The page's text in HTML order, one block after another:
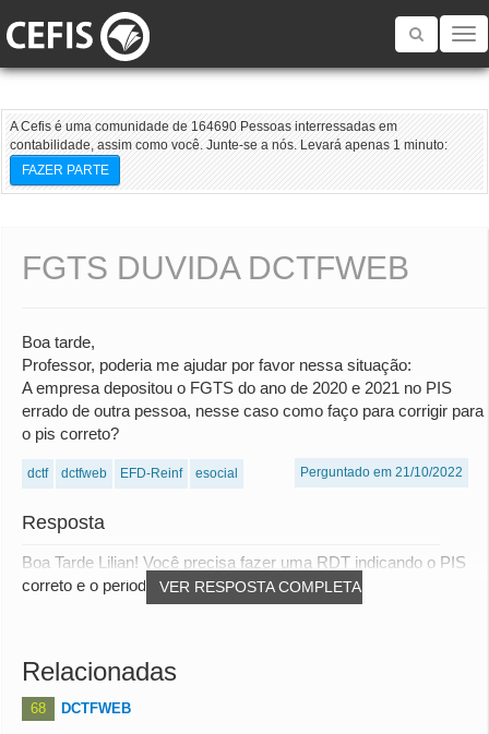
Toggle
A Cefis é uma comunidade de 164690 Pessoas interressadas em
contabilidade, assim como você. Junte-se a nós. Levará apenas 1 minuto:
FAZER PARTE
FGTS DUVIDA DCTFWEB
Boa tarde,
Professor, poderia me ajudar por favor nessa situação:
A empresa depositou o FGTS do ano de 2020 e 2021 no PIS
errado de outra pessoa, nesse caso como faço para corrigir para
o pis correto?
dctf dctfweb EFD-Reinf esocial Perguntado em 21/10/2022
Resposta
VER RESPOSTA COMPLETA
Boa Tarde Lilian! Você precisa fazer uma RDT indicando o PIS
correto e o periodo.
Relacionadas
68 DCTFWEB